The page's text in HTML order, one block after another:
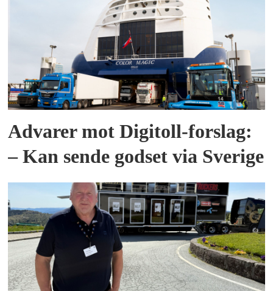
Advarer mot Digitoll-forslag:
– Kan sende godset via Sverige